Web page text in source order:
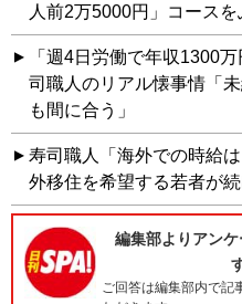
人前2万5000円」コースを
「週4日労働で年収1300
司職人のリアル懐事情「
も間に合う」
寿司職人「海外での時給
外移住を希望する若者が